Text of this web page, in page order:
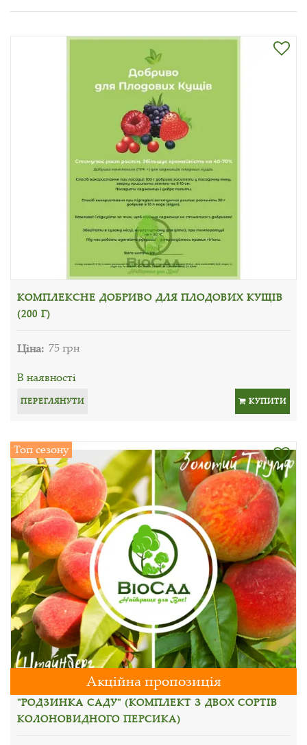
КОМПЛЕКСНЕ ДОБРИВО ДЛЯ ПЛОДОВИХ КУЩІВ
(200 Г)
Ціна: 75 грн
В наявності
ПЕРЕГЛЯНУТИ КУПИТИ
Топ сезону
Акційна пропозиція
"РОДЗИНКА САДУ" (КОМПЛЕКТ З ДВОХ СОРТІВ
КОЛОНОВИДНОГО ПЕРСИКА)